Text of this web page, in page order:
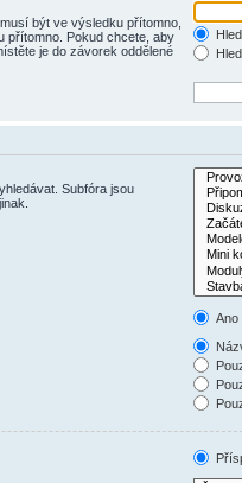
být ve výsledku přítomno,
přítomno. Pokud chcete, aby
je do závorek oddělené
Subfóra jsou
Ano